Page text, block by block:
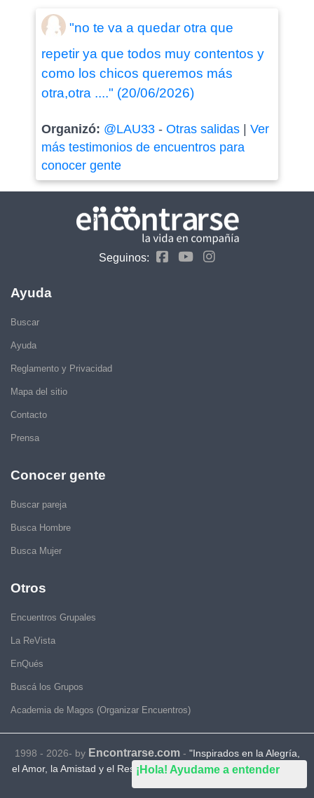
¡Hola! Ayudame a entender
"no te va a quedar otra que
repetir ya que todos muy contentos y
como los chicos queremos más
otra,otra ...." (20/06/2026)
Organizó: @LAU33- Otras salidas| Ver
más testimonios de encuentros para
conocer gente
Seguinos:
Ayuda
Buscar
Ayuda
Reglamento y Privacidad
Mapa del sitio
Contacto
Prensa
Conocer gente
Buscar pareja
Busca Hombre
Busca Mujer
Otros
Encuentros Grupales
La ReVista
EnQués
Buscá los Grupos
Academia de Magos (Organizar Encuentros)
1998 - 2026- by Encontrarse.com- "Inspirados en la Alegría,
el Amor, la Amistad y el Respeto, motivamos a la gente a que sea